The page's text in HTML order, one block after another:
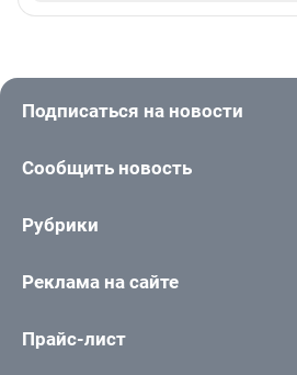
Подписаться на новости
Сообщить новость
Рубрики
Реклама на сайте
Прайс-лист